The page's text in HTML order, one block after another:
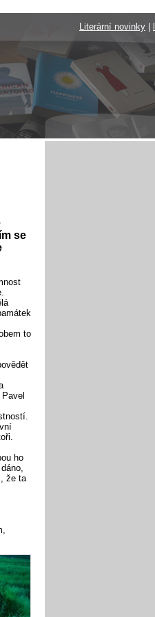
Literární novinky
se
to
ho
že ta